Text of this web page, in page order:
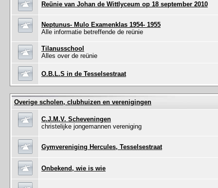
Reünie van Johan de Wittlyceum op 18 september 2010
Neptunus- Mulo Examenklas 1954- 1955
Alle informatie betreffende de reünie
Tilanusschool
Alles over de reünie
O.B.L.S in de Tesselsestraat
Overige scholen, clubhuizen en verenigingen
C.J.M.V. Scheveningen
christelijke jongemannen vereniging
Gymvereniging Hercules, Tesselsestraat
Onbekend, wie is wie